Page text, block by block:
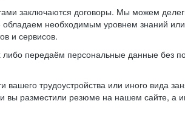
заключаются договоры. Мы можем
обладаем необходимым уровнем знаний
и сервисов.
передаём персональные данные без
трудоустройства или иного вида
вы разместили резюме на нашем сайте, а